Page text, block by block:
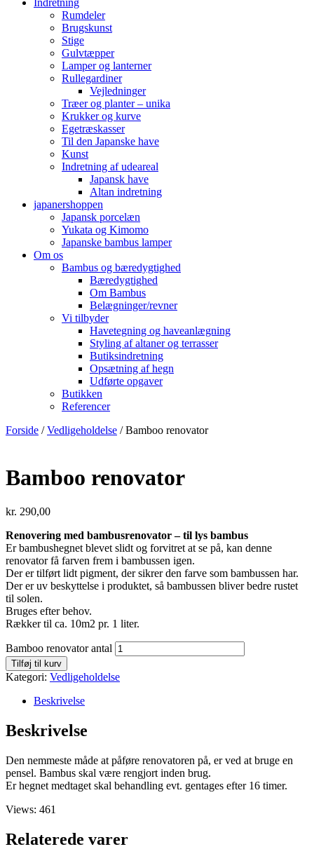
Indretning
Rumdeler
Brugskunst
Stige
Gulvtæpper
Lamper og lanterner
Rullegardiner
Vejledninger
Træer og planter – unika
Krukker og kurve
Egetræskasser
Til den Japanske have
Kunst
Indretning af udeareal
Japansk have
Altan indretning
japanershoppen
Japansk porcelæn
Yukata og Kimomo
Japanske bambus lamper
Om os
Bambus og bæredygtighed
Bæredygtighed
Om Bambus
Belægninger/revner
Vi tilbyder
Havetegning og haveanlægning
Styling af altaner og terrasser
Butiksindretning
Opsætning af hegn
Udførte opgaver
Butikken
Referencer
Forside /Vedligeholdelse / Bamboo renovator
Bamboo renovator
kr. 290,00
Renovering med bambusrenovator – til lys bambus
Er bambushegnet blevet slidt og forvitret at se på, kan denne
renovator få farven frem i bambussen igen.
Der er tilført lidt pigment, der sikrer den farve som bambussen har.
Der er uv beskyttelse i produktet, så bambussen bliver bedre rustet
til solen.
Bruges efter behov.
Rækker til ca. 10m2 pr. 1 liter.
Bamboo renovator antal
Tilføj til kurv
Kategori: Vedligeholdelse
Beskrivelse
Beskrivelse
Den nemmeste måde at påføre renovatoren på, er ved at bruge en
pensel. Bambus skal være rengjort inden brug.
Er hegnet medtaget skal behandling evt. gentages efter 16 timer.
Views: 461
Relaterede varer